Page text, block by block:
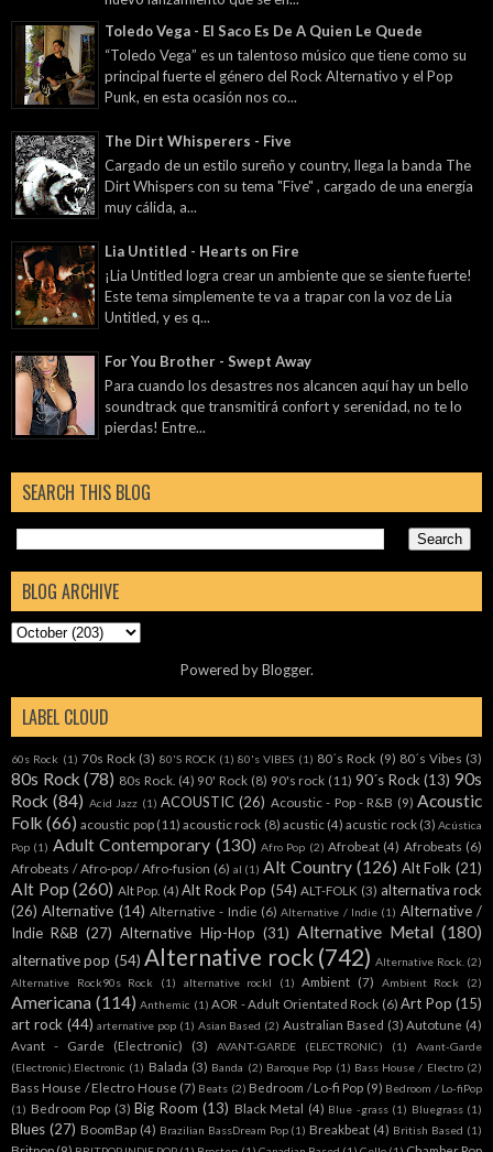
Toledo Vega - El Saco Es De A Quien Le Quede
“Toledo Vega” es un talentoso músico que tiene como su
principal fuerte el género del Rock Alternativo y el Pop
Punk, en esta ocasión nos co...
The Dirt Whisperers - Five
Cargado de un estilo sureño y country, llega la banda The
Dirt Whispers con su tema "Five" , cargado de una energía
muy cálida, a...
Lia Untitled - Hearts on Fire
¡Lia Untitled logra crear un ambiente que se siente fuerte!
Este tema simplemente te va a trapar con la voz de Lia
Untitled, y es q...
For You Brother - Swept Away
Para cuando los desastres nos alcancen aquí hay un bello
soundtrack que transmitirá confort y serenidad, no te lo
pierdas! Entre...
SEARCH THIS BLOG
BLOG ARCHIVE
Powered byBlogger.
LABEL CLOUD
60s Rock (1) 70s Rock (3) 80'S ROCK (1) 80's VIBES (1) 80´s Rock (9) 80´s Vibes (3)
80s Rock (78) 80s Rock. (4) 90' Rock (8) 90's rock (11) 90´s Rock (13) 90s
Rock (84) Acid Jazz (1) ACOUSTIC (26) Acoustic - Pop - R&B (9) Acoustic
Folk (66) acoustic pop (11) acoustic rock (8) acustic (4) acustic rock (3) Acústica
Pop (1) Adult Contemporary (130) Afro Pop (2) Afrobeat (4) Afrobeats (6)
Afrobeats / Afro-pop / Afro-fusion (6) al (1) Alt Country (126) Alt Folk (21)
Alt Pop (260) Alt Pop. (4) Alt Rock Pop (54) ALT-FOLK (3) alternativa rock
(26) Alternative (14) Alternative - Indie (6) Alternative / Indie (1) Alternative /
Indie R&B (27) Alternative Hip-Hop (31) Alternative Metal (180)
alternative pop (54) Alternative rock (742) Alternative Rock. (2)
Alternative Rock90s Rock
(1) alternative rockl (1) Ambient (7) Ambient Rock (2)
Americana (114) Anthemic (1) AOR - Adult Orientated Rock (6) Art Pop (15)
art rock (44) arternative pop (1) Asian Based (2) Australian Based (3) Autotune (4)
Avant - Garde (Electronic)
(3) AVANT-GARDE (ELECTRONIC) (1)
Avant-Garde
(Electronic).Electronic (1) Balada (3) Banda (2) Baroque Pop (1) Bass House / Electro (2)
Bass House / Electro House (7) Beats (2) Bedroom / Lo-fi Pop (9) Bedroom / Lo-fiPop
(1) Bedroom Pop (3) Big Room (13) Black Metal (4) Blue -grass (1) Bluegrass (1)
Blues (27) BoomBap (4) Brazilian BassDream Pop (1) Breakbeat (4) British Based (1)